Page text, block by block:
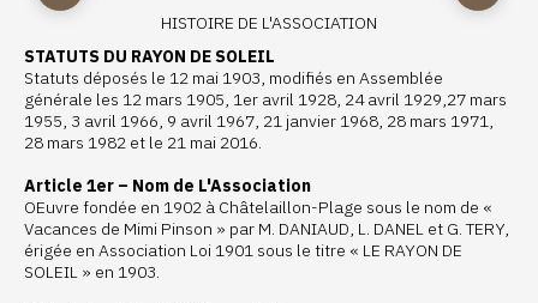
HISTOIRE DE L'ASSOCIATION
STATUTS DU RAYON DE SOLEIL
Statuts déposés le 12 mai 1903, modifiés en Assemblée
générale les 12 mars 1905, 1er avril 1928, 24 avril 1929,27 mars
1955, 3 avril 1966, 9 avril 1967, 21 janvier 1968, 28 mars 1971,
28 mars 1982 et le 21 mai 2016.
Article 1er – Nom de L'Association
OEuvre fondée en 1902 à Châtelaillon-Plage sous le nom de «
Vacances de Mimi Pinson » par M. DANIAUD, L. DANEL et G. TERY,
érigée en Association Loi 1901 sous le titre « LE RAYON DE
SOLEIL » en 1903.